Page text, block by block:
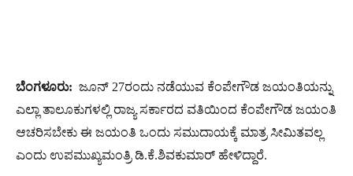
ಬೆಂಗಳೂರು: ಜೂನ್​ 27ರಂದು ನಡೆಯುವ ಕೆಂಪೇಗೌಡ ಜಯಂತಿಯನ್ನು
ಎಲ್ಲಾ ತಾಲೂಕುಗಳಲ್ಲಿ ರಾಜ್ಯ ಸರ್ಕಾರದ ವತಿಯಿಂದ ಕೆಂಪೇಗೌಡ ಜಯಂತಿ
ಆಚರಿಸಬೇಕು ಈ ಜಯಂತಿ ಒಂದು ಸಮುದಾಯಕ್ಕೆ ಮಾತ್ರ ಸೀಮಿತವಲ್ಲ
ಎಂದು ಉಪಮುಖ್ಯಮಂತ್ರಿ ಡಿ.ಕೆ.ಶಿವಕುಮಾರ್​ ಹೇಳಿದ್ದಾರೆ.